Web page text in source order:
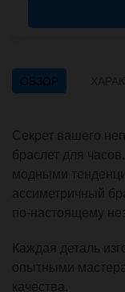
ОБЗОР
Секрет вашего
браслет для
модными
ассиметричный
по-настоящему
Каждая деталь
опытными
качества.